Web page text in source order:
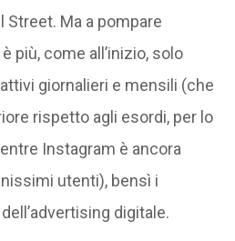
Street. Ma a pompare
più, come all’inizio, solo
giornalieri e mensili (che
rispetto agli esordi, per lo
Instagram è ancora
utenti), bensì i
digitale.